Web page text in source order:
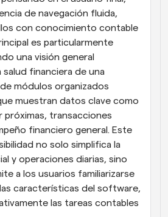
de navegación fluida,
con conocimiento contable
es particularmente
una visión general
salud financiera de una
módulos organizados
muestran datos clave como
próximas, transacciones
financiero general. Este
no solo simplifica la
y operaciones diarias, sino
a los usuarios familiarizarse
características del software,
las tareas contables